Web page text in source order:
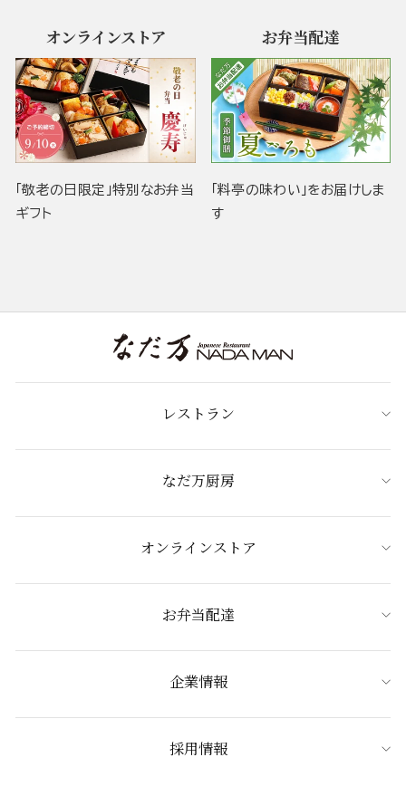
オンラインストア
「敬老の日限定」特別なお弁当
ギフト
お弁当配達
「料亭の味わい」をお届けしま
す
レストラン
なだ万厨房
オンラインストア
お弁当配達
企業情報
採用情報